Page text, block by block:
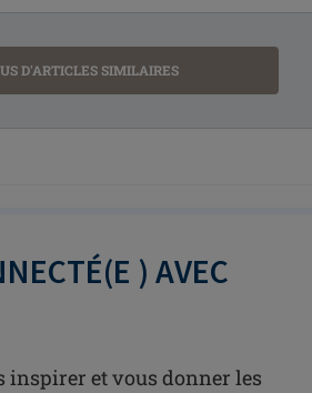
D'ARTICLES SIMILAIRES
) AVEC
inspirer et vous donner les